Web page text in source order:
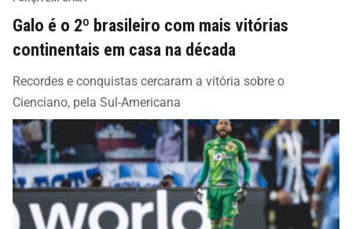
Galo é o 2º brasileiro com mais vitórias
continentais em casa na década
Recordes e conquistas cercaram a vitória sobre o
Cienciano, pela Sul-Americana